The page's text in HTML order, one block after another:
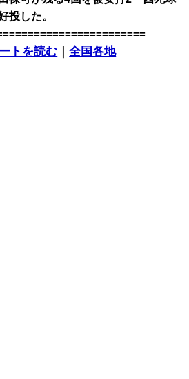
投した。
トを読む ｜全国各地